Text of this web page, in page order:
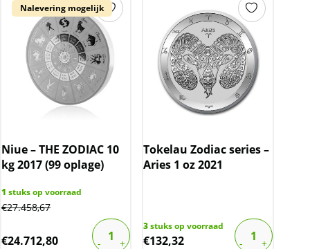
over de marge die wij behalen op dit product.
De btw mag hierdoor door ons niet op de
factuur vermeld worden. De prijs op de
website is inclusief btw.
Nalevering mogelijk
Niue – THE ZODIAC 10
kg 2017 (99 oplage)
1 stuks op voorraad
€27.458,67
€24.712,80
Tokelau Zodiac series –
Aries 1 oz 2021
3stuks op voorraad
€132,32